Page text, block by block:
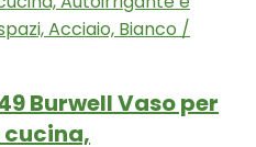
Burwell Vaso per